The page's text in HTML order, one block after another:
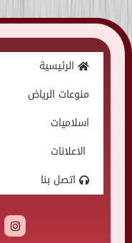
Skip
to
الرئيسية
منوعات الرياض
اسلاميات
الاعلانات
اتصل بنا